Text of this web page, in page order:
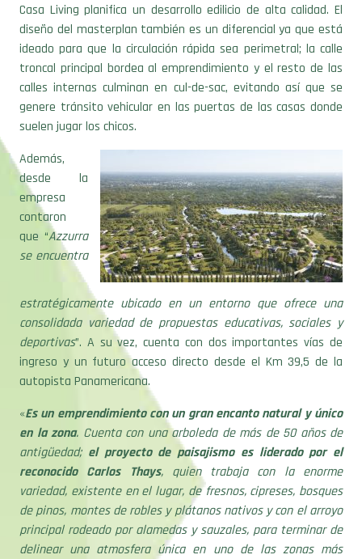
Casa Living planifica un desarrollo edilicio de alta calidad. El
diseño del masterplan también es un diferencial ya que está
ideado para que la circulación rápida sea perimetral; la calle
troncal principal bordea al emprendimiento y el resto de las
calles internas culminan en cul-de-sac, evitando así que se
genere tránsito vehicular en las puertas de las casas donde
suelen jugar los chicos.
Además,
desde la
empresa
contaron
que “Azzurra
se encuentra
estratégicamente ubicado en un entorno que ofrece una
consolidada variedad de propuestas educativas, sociales y
deportivas”. A su vez, cuenta con dos importantes vías de
ingreso y un futuro acceso directo desde el Km 39,5 de la
autopista Panamericana.
«Es un emprendimiento con un gran encanto natural y único
en la zona. Cuenta con una arboleda de más de 50 años de
antigüedad; el proyecto de paisajismo es liderado por el
reconocido Carlos Thays, quien trabaja con la enorme
variedad, existente en el lugar, de fresnos, cipreses, bosques
de pinos, montes de robles y plátanos nativos y con el arroyo
principal rodeado por alamedas y sauzales, para terminar de
delinear una atmosfera única en uno de las zonas más